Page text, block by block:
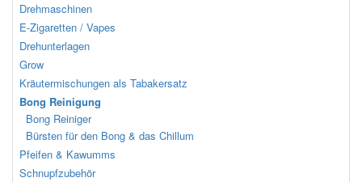
Drehmaschinen
E-Zigaretten / Vapes
Drehunterlagen
Grow
Kräutermischungen als Tabakersatz
Bong Reinigung
Bong Reiniger
Bürsten für den Bong & das Chillum
Pfeifen & Kawumms
Schnupfzubehör